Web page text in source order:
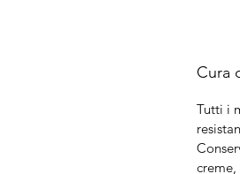
Cura
Tutti i